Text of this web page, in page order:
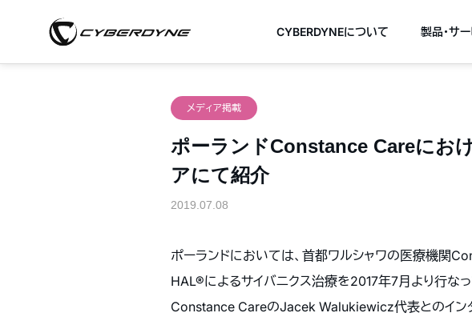
CYBERDYNEについて 製品・サ
メディア掲載
ポーランドConstance Careにお
アにて紹介
2019.07.08
ポーランドにおいては、首都ワルシャワの医療機関
HAL®によるサイバニクス治療を2017年7月より行な
Constance CareのJacek Walukiewicz代表とのイン